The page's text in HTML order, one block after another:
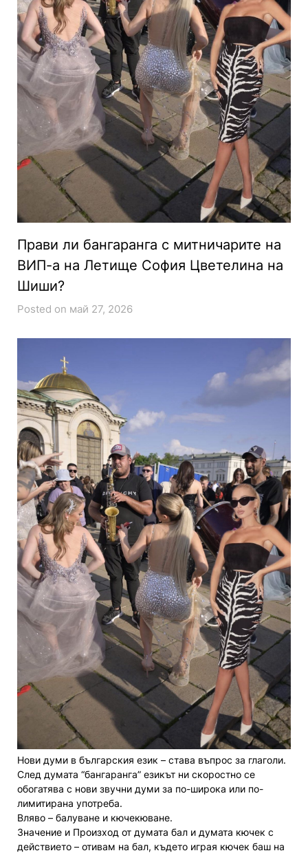
Прави ли бангаранга с митничарите на
ВИП-а на Летище София Цветелина на
Шиши?
Posted on май 27, 2026
Нови думи в българския език – става въпрос за глаголи.
След думата “бангаранга” езикът ни скоростно се
обогатява с нови звучни думи за по-широка или по-
лимитирана употреба.
Вляво – балуване и кючекюване.
Значение и Произход от думата бал и думата кючек с
действието – отивам на бал, където играя кючек баш на